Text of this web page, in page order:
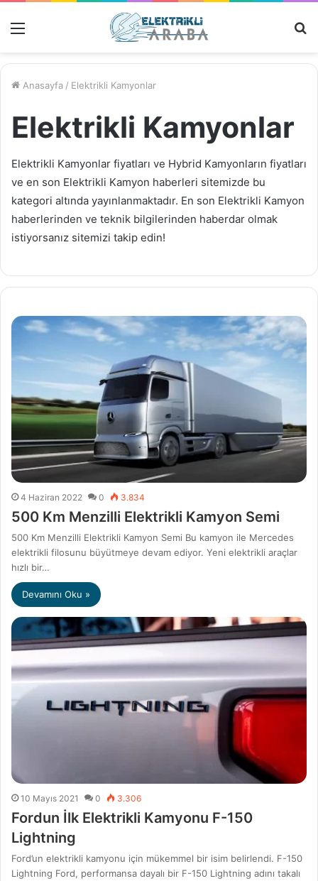
Menü
Anasayfa / Elektrikli Kamyonlar
Elektrikli Kamyonlar
Elektrikli Kamyonlar fiyatları ve Hybrid Kamyonların fiyatları
ve en son Elektrikli Kamyon haberleri sitemizde bu
kategori altında yayınlanmaktadır. En son Elektrikli Kamyon
haberlerinden ve teknik bilgilerinden haberdar olmak
istiyorsanız sitemizi takip edin!
4 Haziran 2022 0 3.834
500 Km Menzilli Elektrikli Kamyon Semi
500 Km Menzilli Elektrikli Kamyon Semi Bu kamyon ile Mercedes
elektrikli filosunu büyütmeye devam ediyor. Yeni elektrikli araçlar
hızlı bir…
Devamını Oku »
10 Mayıs 2021 0 3.306
Fordun İlk Elektrikli Kamyonu F-150
Lightning
Ford’un elektrikli kamyonu için mükemmel bir isim belirlendi. F-150
Lightning Ford, performansa dayalı bir F-150 Lightning adını takalı